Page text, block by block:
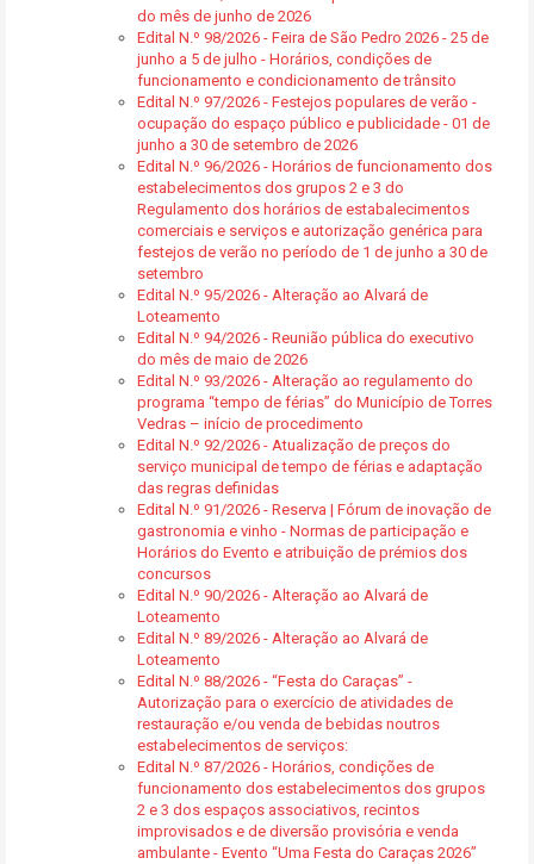
do mês de junho de 2026
Edital N.º 98/2026 - Feira de São Pedro 2026 - 25 de
junho a 5 de julho - Horários, condições de
funcionamento e condicionamento de trânsito
Edital N.º 97/2026 - Festejos populares de verão -
ocupação do espaço público e publicidade - 01 de
junho a 30 de setembro de 2026
Edital N.º 96/2026 - Horários de funcionamento dos
estabelecimentos dos grupos 2 e 3 do
Regulamento dos horários de estabalecimentos
comerciais e serviços e autorização genérica para
festejos de verão no período de 1 de junho a 30 de
setembro
Edital N.º 95/2026 - Alteração ao Alvará de
Loteamento
Edital N.º 94/2026 - Reunião pública do executivo
do mês de maio de 2026
Edital N.º 93/2026 - Alteração ao regulamento do
programa “tempo de férias” do Município de Torres
Vedras – início de procedimento
Edital N.º 92/2026 - Atualização de preços do
serviço municipal de tempo de férias e adaptação
das regras definidas
Edital N.º 91/2026 - Reserva | Fórum de inovação de
gastronomia e vinho - Normas de participação e
Horários do Evento e atribuição de prémios dos
concursos
Edital N.º 90/2026 - Alteração ao Alvará de
Loteamento
Edital N.º 89/2026 - Alteração ao Alvará de
Loteamento
Edital N.º 88/2026 - “Festa do Caraças” -
Autorização para o exercício de atividades de
restauração e/ou venda de bebidas noutros
estabelecimentos de serviços:
Edital N.º 87/2026 - Horários, condições de
funcionamento dos estabelecimentos dos grupos
2 e 3 dos espaços associativos, recintos
improvisados e de diversão provisória e venda
ambulante - Evento “Uma Festa do Caraças 2026”